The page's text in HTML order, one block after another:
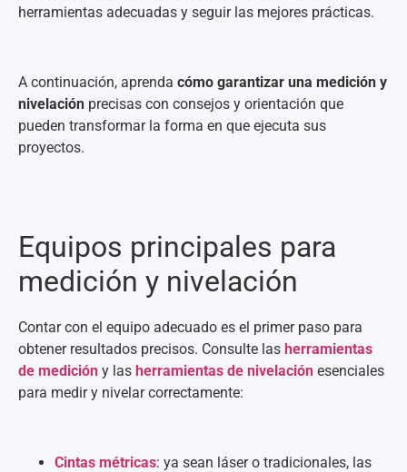
herramientas adecuadas y seguir las mejores prácticas.
A continuación, aprenda cómo garantizar una medición y
nivelación precisas con consejos y orientación que
pueden transformar la forma en que ejecuta sus
proyectos.
Equipos principales para
medición y nivelación
Contar con el equipo adecuado es el primer paso para
obtener resultados precisos. Consulte las herramientas
de medición y las herramientas de nivelación esenciales
para medir y nivelar correctamente:
Cintas métricas: ya sean láser o tradicionales, las